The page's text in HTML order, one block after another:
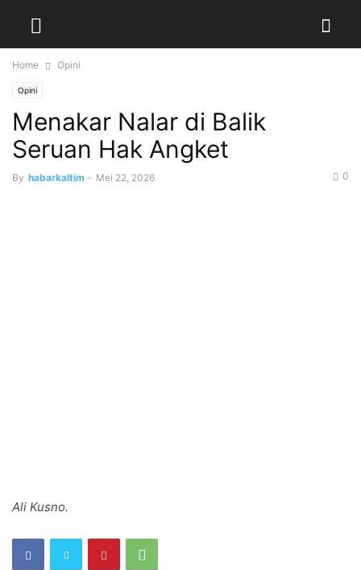
Home Opini
Opini
Menakar Nalar di Balik
Seruan Hak Angket
By habarkaltim - Mei 22, 2026 0
Ali Kusno.